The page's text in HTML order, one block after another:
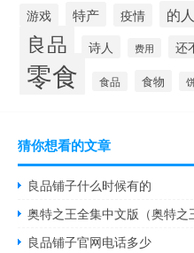
游戏 特产 疫情 的人
良品 诗人 费用 还
零食 食品 食物
猜你想看的文章
良品铺子什么时候有的
奥特之王全集中文版（奥特之
良品铺子官网电话多少